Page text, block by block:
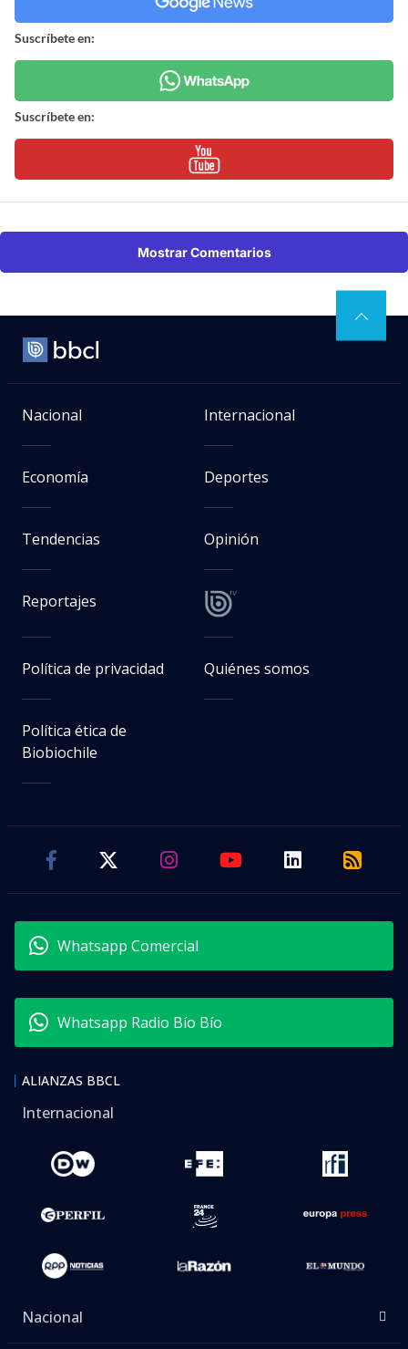
Suscríbete en:
Suscríbete en:
Mostrar Comentarios
Nacional Internacional
Economía Deportes
Tendencias Opinión
Reportajes
Política de privacidad Quiénes somos
Política ética de
Biobiochile
Whatsapp Comercial
Whatsapp Radio Bío Bío
ALIANZAS BBCL
Internacional
Nacional